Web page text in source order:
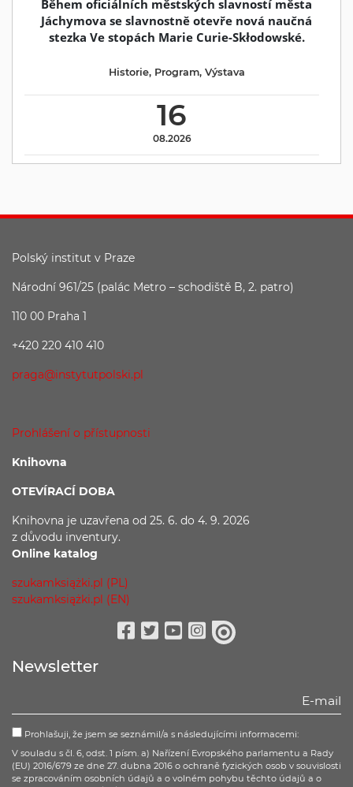
Během oficiálních městských slavností města
Jáchymova se slavnostně otevře nová naučná
stezka Ve stopách Marie Curie-Skłodowské.
16
08.2026
Historie, Program, Výstava
Polský institut v Praze
Národní 961/25 (palác Metro – schodiště B, 2. patro)
110 00 Praha 1
+420 220 410 410
praga@instytutpolski.pl
Prohlášení o přístupnosti
Knihovna
OTEVÍRACÍ DOBA
Knihovna je uzavřena od 25. 6. do 4. 9. 2026
z důvodu inventury.
Online katalog
szukamksiążki.pl (PL)
szukamksiążki.pl (EN)
Newsletter
Prohlašuji, že jsem se seznámil/a s následujícími informacemi:
V souladu s čl. 6, odst. 1 písm. a) Nařízení Evropského parlamentu a Rady
(EU) 2016/679 ze dne 27. dubna 2016 o ochraně fyzických osob v souvislosti
se zpracováním osobních údajů a o volném pohybu těchto údajů a o